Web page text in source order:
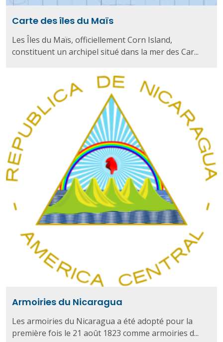
Carte des îles du Maïs
Les Îles du Maïs, officiellement Corn Island,
constituent un archipel situé dans la mer des Car...
Armoiries du Nicaragua
Les armoiries du Nicaragua a été adopté pour la
première fois le 21 août 1823 comme armoiries d...